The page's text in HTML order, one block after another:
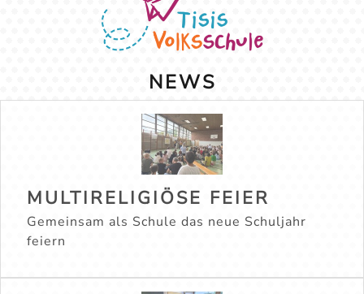
NEWS
MULTIRELIGIÖSE FEIER
Gemeinsam als Schule das neue Schuljahr
feiern